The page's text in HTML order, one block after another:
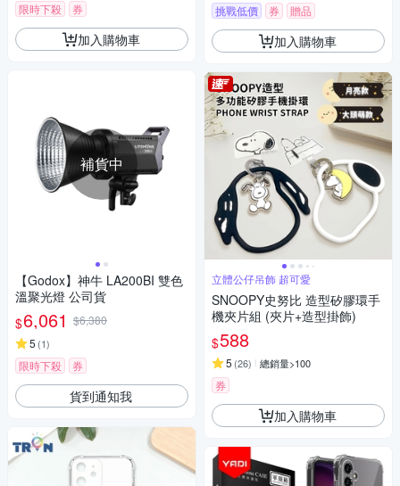
限時下殺 券
加入購物車
補貨中
【Godox】神牛 LA200BI 雙色
溫聚光燈 公司貨
$6,061 $6,380
5 (1)
限時下殺 券
貨到通知我
挑戰低價 券 贈品
加入購物車
立體公仔吊飾 超可愛
SNOOPY史努比 造型矽膠環手
機夾片組 (夾片+造型掛飾)
$588
5 (26) 總銷量>100
券
加入購物車